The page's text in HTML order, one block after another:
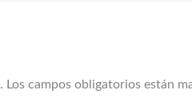
Los campos obligatorios están